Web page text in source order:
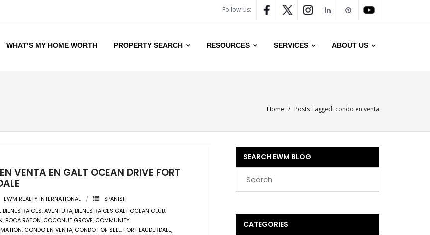
Follow Us:
WHAT’S MY HOME WORTH PROPERTY SEARCH RESOURCES SERVICES ABOUT US
Home / Posts Tagged: condo en venta
VENTA EN GALT OCEAN DRIVE FORT
EWM REALTY INTERNATIONAL
SPANISH
BIENES RAICES,AVENTURA,BIENES RAICES GALT OCEAN CLUB,
,BOCA RATON, COCONUT GROVE, COMMUNITY
, CONDO EN VENTA, CONDO FOR SELL,FORT LAUDERDALE,
SEARCH EWM BLOG
CATEGORIES